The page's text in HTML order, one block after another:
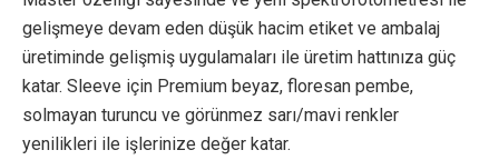
gelişmeye devam eden düşük hacim etiket ve ambalaj
üretiminde gelişmiş uygulamaları ile üretim hattınıza güç
katar. Sleeve için Premium beyaz, floresan pembe,
solmayan turuncu ve görünmez sarı/mavi renkler
yenilikleri ile işlerinize değer katar.